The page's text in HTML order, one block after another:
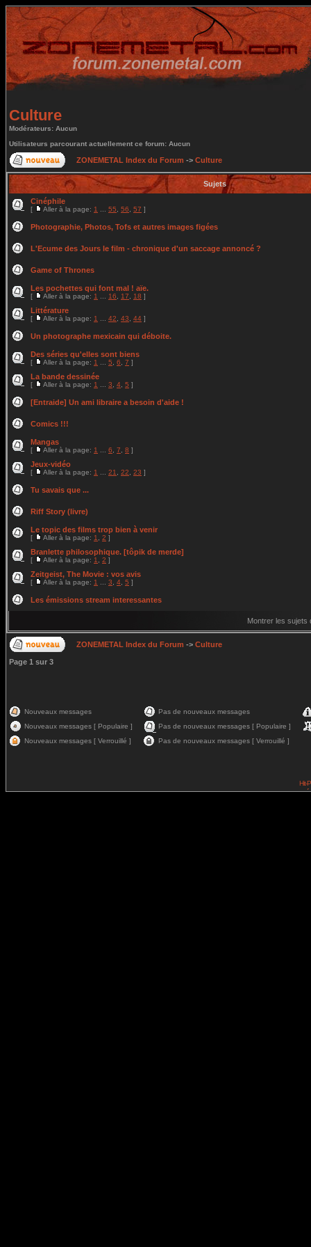
Culture
Modérateurs: Aucun
Utilisateurs parcourant actuellement ce forum: Aucun
ZONEMETAL Index du Forum -> Culture
Sujets
Cinéphile
[ Aller à la page: 1 55 56 57 ]
Photographie, Photos, Tofs et autres images figées
L'Ecume des Jours le film - chronique d'un saccage annoncé ?
Game of Thrones
Les pochettes qui font mal ! aïe.
[ Aller à la page: 1 16 17 18 ]
Littérature
[ Aller à la page: 1 42 43 44 ]
Un photographe mexicain qui déboite.
Des séries qu'elles sont biens
[ Aller à la page: 1 5 6 7 ]
La bande dessinée
[ Aller à la page: 1 3 4 5 ]
[Entraide] Un ami libraire a besoin d'aide !
Comics !!!
Mangas
[ Aller à la page: 1 6 7 8 ]
Jeux-vidéo
[ Aller à la page: 1 21 22 23 ]
Tu savais que ...
Riff Story (livre)
Le topic des films trop bien à venir
[ Aller à la page: 1 2 ]
Branlette philosophique. [tôpik de merde]
[ Aller à la page: 1 2 ]
Zeitgeist, The Movie : vos avis
[ Aller à la page: 1 3 4 5 ]
Les émissions stream interessantes
Montrer les sujets
ZONEMETAL Index du Forum -> Culture
Page 1 sur 3
Nouveaux messages
Pas de nouveaux messages
Nouveaux messages [ Populaire ]
Pas de nouveaux messages [ Populaire ]
Nouveaux messages [ Verrouillé ]
Pas de nouveaux messages [ Verrouillé ]